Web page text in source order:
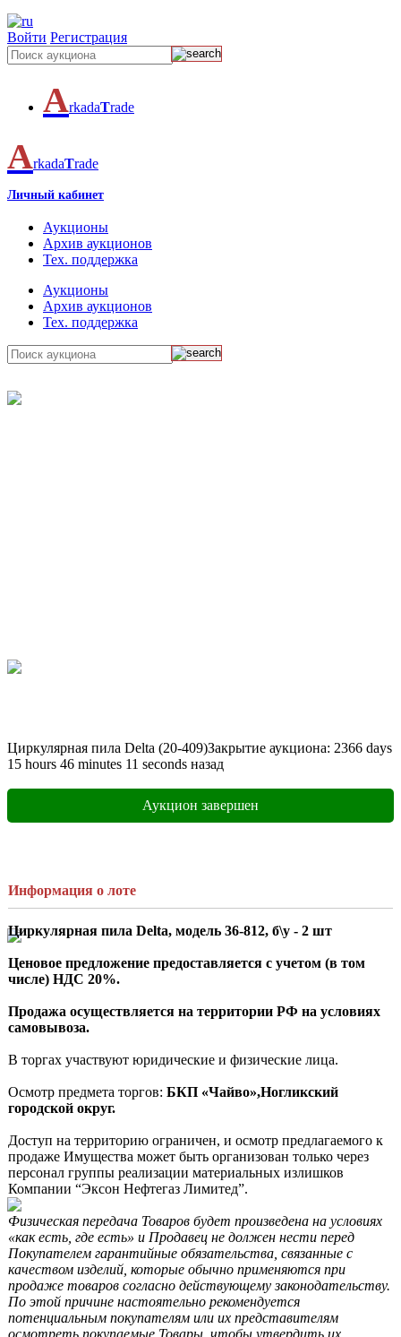
Войти Регистрация
ArkadaTrade
ArkadaTrade
Личный кабинет
Аукционы
Архив аукционов
Тех. поддержка
Аукционы
Архив аукционов
Тех. поддержка
Циркулярная пила Delta (20-409)Закрытие аукциона: 2366 days
15 hours 46 minutes 11 seconds назад
Аукцион завершен
Информация о лоте
Циркулярная пила Delta, модель 36-812, б\у - 2 шт
Ценовое предложение предоставляется с учетом (в том
числе) НДС 20%.
Продажа осуществляется на территории РФ на условиях
самовывоза.
В торгах участвуют юридические и физические лица.
Осмотр предмета торгов: БКП «Чайво»,Ногликский
городской округ.
Доступ на территорию ограничен, и осмотр предлагаемого к
продаже Имущества может быть организован только через
персонал группы реализации материальных излишков
Компании “Эксон Нефтегаз Лимитед”.
Физическая передача Товаров будет произведена на условиях
«как есть, где есть» и Продавец не должен нести перед
Покупателем гарантийные обязательства, связанные с
качеством изделий, которые обычно применяются при
продаже товаров согласно действующему законодательству.
По этой причине настоятельно рекомендуется
потенциальным покупателям или их представителям
осмотреть покупаемые Товары, чтобы утвердить их